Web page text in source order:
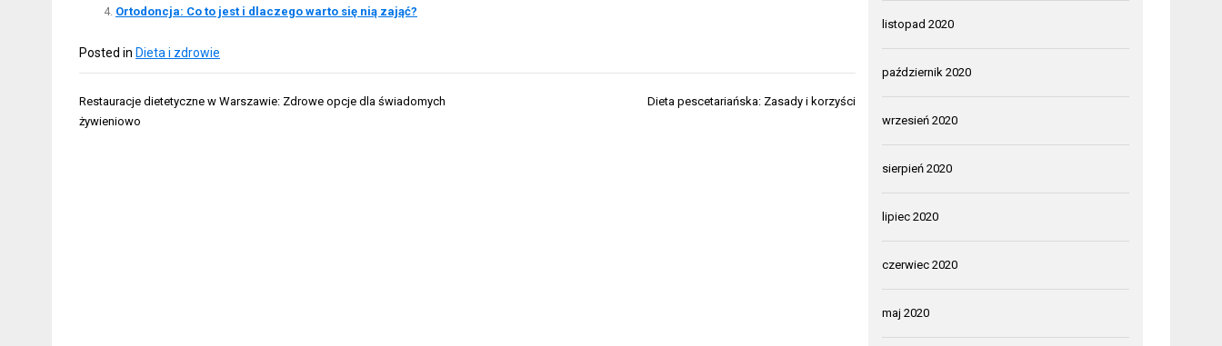
Ortodoncja: Co to jest i dlaczego warto się nią zająć?
Posted in Dieta i zdrowie
Nawigacja
wpisu
Restauracje dietetyczne w Warszawie: Zdrowe opcje dla świadomych
żywieniowo
Dieta pescetariańska: Zasady i korzyści
listopad 2020
październik 2020
wrzesień 2020
sierpień 2020
lipiec 2020
czerwiec 2020
maj 2020